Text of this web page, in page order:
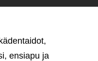
ensiapu ja